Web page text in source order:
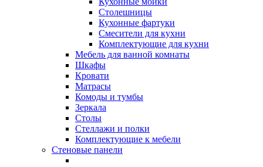
Столешницы
Кухонные фартуки
Смесители для кухни
Комплектующие для кухни
Мебель для ванной комнаты
Шкафы
Кровати
Матрасы
Комоды и тумбы
Зеркала
Столы
Стеллажи и полки
Комплектующие к мебели
Стеновые панели